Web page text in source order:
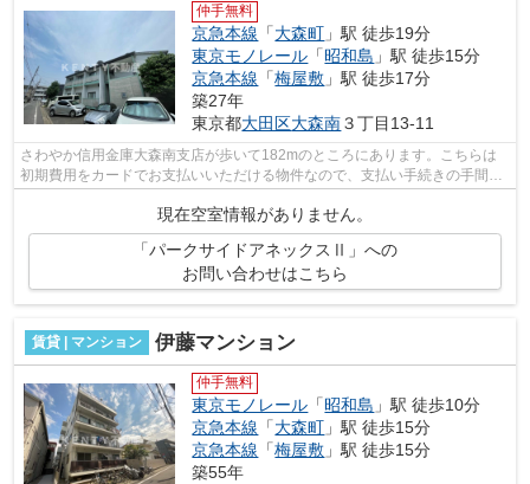
仲手無料
京急本線 「大森町 」駅 徒歩19分
東京モノレール 「昭和島 」駅 徒歩15分
京急本線 「梅屋敷 」駅 徒歩17分
築27年
東京都大田区大森南３丁目13-11
さわやか信用金庫大森南支店が歩いて182mのところにあります。こちらは
初期費用をカードでお支払いいただける物件なので、支払い手続きの手間が
省けます。2駅利用可能の物件です。駅ま...
現在空室情報がありません。
「パークサイドアネックスⅡ」への
お問い合わせはこちら
賃貸 | マンション 伊藤マンション
仲手無料
東京モノレール 「昭和島 」駅 徒歩10分
京急本線 「大森町 」駅 徒歩15分
京急本線 「梅屋敷 」駅 徒歩15分
築55年